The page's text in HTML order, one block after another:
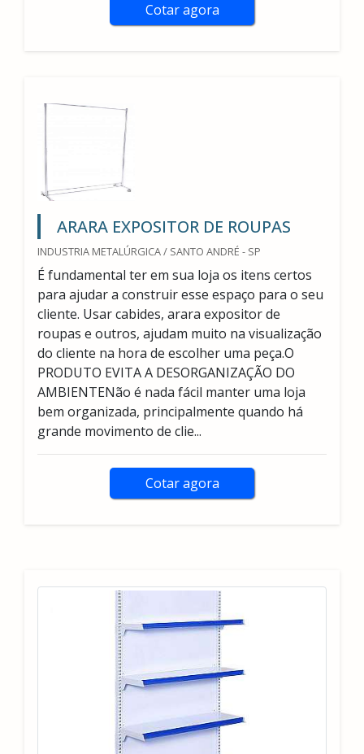
Cotar agora
ARARA EXPOSITOR DE ROUPAS
INDUSTRIA METALÚRGICA / SANTO ANDRÉ - SP
É fundamental ter em sua loja os itens certos
para ajudar a construir esse espaço para o seu
cliente. Usar cabides, arara expositor de
roupas e outros, ajudam muito na visualização
do cliente na hora de escolher uma peça.O
PRODUTO EVITA A DESORGANIZAÇÃO DO
AMBIENTENão é nada fácil manter uma loja
bem organizada, principalmente quando há
grande movimento de clie...
Cotar agora